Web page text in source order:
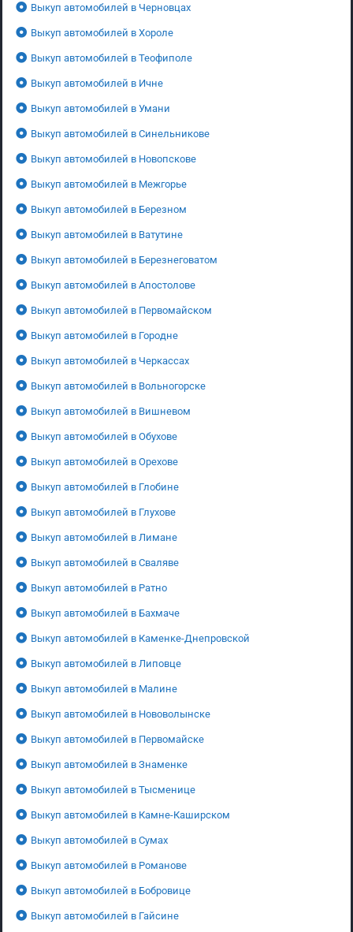
Выкуп автомобилей в Черновцах
Выкуп автомобилей в Хороле
Выкуп автомобилей в Теофиполе
Выкуп автомобилей в Ичне
Выкуп автомобилей в Умани
Выкуп автомобилей в Синельникове
Выкуп автомобилей в Новопскове
Выкуп автомобилей в Межгорье
Выкуп автомобилей в Березном
Выкуп автомобилей в Ватутине
Выкуп автомобилей в Березнеговатом
Выкуп автомобилей в Апостолове
Выкуп автомобилей в Первомайском
Выкуп автомобилей в Городне
Выкуп автомобилей в Черкассах
Выкуп автомобилей в Вольногорске
Выкуп автомобилей в Вишневом
Выкуп автомобилей в Обухове
Выкуп автомобилей в Орехове
Выкуп автомобилей в Глобине
Выкуп автомобилей в Глухове
Выкуп автомобилей в Лимане
Выкуп автомобилей в Сваляве
Выкуп автомобилей в Ратно
Выкуп автомобилей в Бахмаче
Выкуп автомобилей в Каменке-Днепровской
Выкуп автомобилей в Липовце
Выкуп автомобилей в Малине
Выкуп автомобилей в Нововолынске
Выкуп автомобилей в Первомайске
Выкуп автомобилей в Знаменке
Выкуп автомобилей в Тысменице
Выкуп автомобилей в Камне-Каширском
Выкуп автомобилей в Сумах
Выкуп автомобилей в Романове
Выкуп автомобилей в Бобровице
Выкуп автомобилей в Гайсине